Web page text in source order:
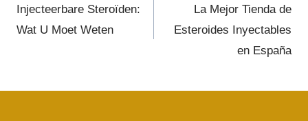
Injecteerbare Steroïden:
Wat U Moet Weten
La Mejor Tienda de
Esteroides Inyectables
en España